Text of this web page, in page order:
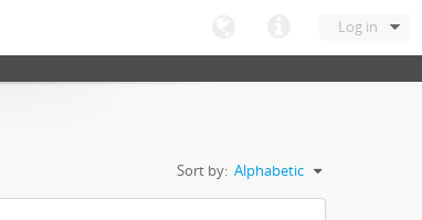
Log in
Sort by: Alphabetic